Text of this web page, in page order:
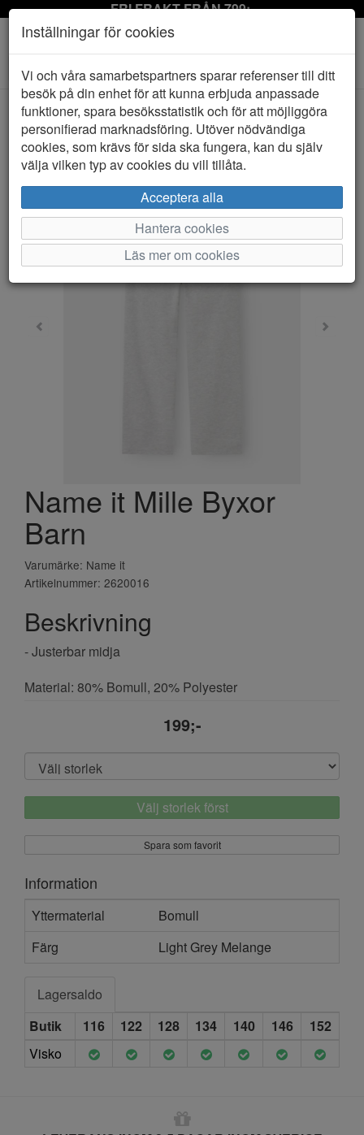
FRI FRAKT FRÅN 799:-
Toggle
navigation
HEM NAME IT
Name it Mille Byxor
Barn
Varumärke: Name it
Artikelnummer: 2620016
Beskrivning
- Justerbar midja
Material: 80% Bomull, 20% Polyester
199;-
Välj storlek först
Spara som favorit
Information
Yttermaterial
Bomull
Färg
Light Grey Melange
Lagersaldo
Butik
116 122 128 134 140 146
152
Visko
Inställningar för cookies
Vi och våra samarbetspartners sparar referenser till ditt
besök på din enhet för att kunna erbjuda anpassade
funktioner, spara besöksstatistik och för att möjliggöra
personifierad marknadsföring. Utöver nödvändiga
cookies, som krävs för sida ska fungera, kan du själv
välja vilken typ av cookies du vill tillåta.
Acceptera alla
Hantera cookies
Läs mer om cookies